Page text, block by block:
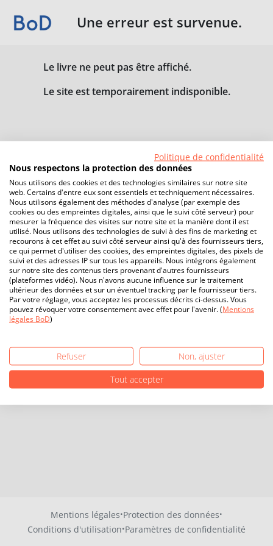
Une erreur est survenue.
Le livre ne peut pas être affiché.
Le site est temporairement indisponible.
Mentions légales·Protection des données·
Conditions d'utilisation·Paramètres de confidentialité
Politique de confidentialité
Nous respectons la protection des données
Nous utilisons des cookies et des technologies similaires sur notre site
web. Certains d'entre eux sont essentiels et techniquement nécessaires.
Nous utilisons également des méthodes d'analyse (par exemple des
cookies ou des empreintes digitales, ainsi que le suivi côté serveur) pour
mesurer la fréquence des visites sur notre site et la manière dont il est
utilisé. Nous utilisons des technologies de suivi à des fins de marketing et
recourons à cet effet au suivi côté serveur ainsi qu'à des fournisseurs tiers,
ce qui permet d'utiliser des cookies, des empreintes digitales, des pixels de
suivi et des adresses IP sur tous les appareils. Nous intégrons également
sur notre site des contenus tiers provenant d'autres fournisseurs
(plateformes vidéo). Nous n'avons aucune influence sur le traitement
ultérieur des données et sur un éventuel tracking par le fournisseur tiers.
Par votre réglage, vous acceptez les processus décrits ci-dessus. Vous
pouvez révoquer votre consentement avec effet pour l'avenir. (Mentions
légales BoD)
Refuser
Non, ajuster
Tout accepter